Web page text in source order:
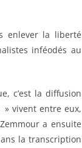
enlever la liberté
inféodés au
c’est la diffusion
vivent entre eux,
a ensuite
la transcription